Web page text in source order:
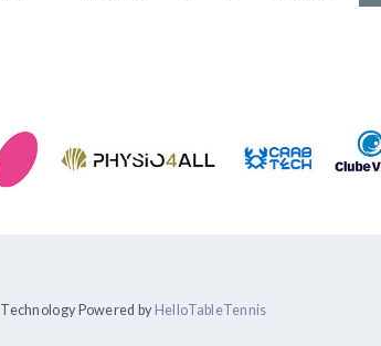
Technology Powered by HelloTableTennis